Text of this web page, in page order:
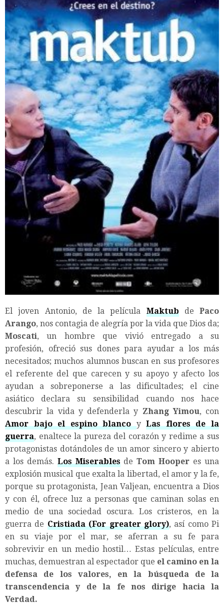
El joven Antonio, de la película Maktubde Paco
Arango, nos contagia de alegría por la vida que Dios da;
Moscati, un hombre que vivió entregado a su
profesión, ofreció sus dones para ayudar a los más
necesitados; muchos alumnos buscan en sus profesores
el referente del que carecen y su apoyo y afecto los
ayudan a sobreponerse a las dificultades; el cine
asiático declara su sensibilidad cuando nos hace
descubrir la vida y defenderla y Zhang Yimou, con
Amor bajo el espino blanco yLas flores de la
guerra, enaltece la pureza del corazón y redime a sus
protagonistas dotándoles de un amor sincero y abierto
a los demás. Los MiserablesdeTom Hooper es una
explosión musical que exalta la libertad, el amor y la fe,
porque su protagonista, Jean Valjean, encuentra a Dios
y con él, ofrece luz a personas que caminan solas en
medio de una sociedad oscura. Los cristeros, en la
guerra de Cristiada (For greater glory), así como Pi
en su viaje por el mar, se aferran a su fe para
sobrevivir en un medio hostil… Estas películas, entre
muchas, demuestran al espectador que el camino en la
defensa de los valores, en la búsqueda de la
transcendencia y de la fe nos dirige hacia la
Verdad.